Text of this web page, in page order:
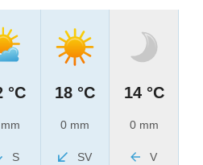
°C
S
18 °C
0 mm
SV
14 °C
0 mm
V